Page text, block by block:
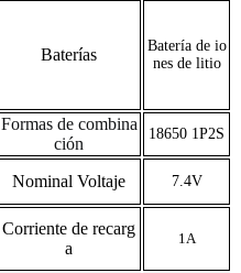
Baterías
Batería de io
nes de litio
Formas de combina
ción
18650 1P2S
Nominal Voltaje 7.4V
Corriente de recarg
a
1A